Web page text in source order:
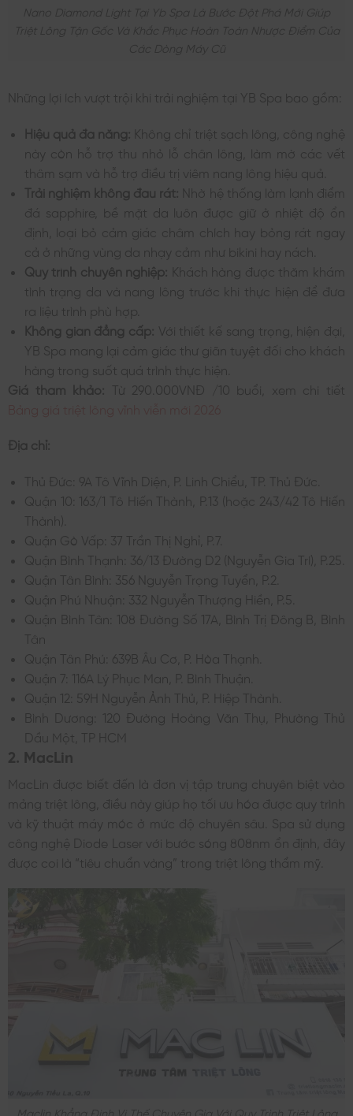
Nano Diamond Light Tại Yb Spa Là Bước Đột Phá Mới Giúp
Triệt Lông Tận Gốc Và Khắc Phục Hoàn Toàn Nhược Điểm Của
Các Dòng Máy Cũ
Những lợi ích vượt trội khi trải nghiệm tại YB Spa bao gồm:
Hiệu quả đa năng: Không chỉ triệt sạch lông, công nghệ
này còn hỗ trợ thu nhỏ lỗ chân lông, làm mờ các vết
thâm sạm và hỗ trợ điều trị viêm nang lông hiệu quả.
Trải nghiệm không đau rát: Nhờ hệ thống làm lạnh điểm
đá sapphire, bề mặt da luôn được giữ ở nhiệt độ ổn
định, loại bỏ cảm giác châm chích hay bỏng rát ngay
cả ở những vùng da nhạy cảm như bikini hay nách.
Quy trình chuyên nghiệp: Khách hàng được thăm khám
tình trạng da và nang lông trước khi thực hiện để đưa
ra liệu trình phù hợp.
Không gian đẳng cấp: Với thiết kế sang trọng, hiện đại,
YB Spa mang lại cảm giác thư giãn tuyệt đối cho khách
hàng trong suốt quá trình thực hiện.
Giá tham khảo: Từ 290.000VNĐ /10 buổi, xem chi tiết
Địa chỉ:
Thủ Đức: 9A Tô Vĩnh Diện, P. Linh Chiểu, TP. Thủ Đức.
Quận 10: 163/1 Tô Hiến Thành, P.13 (hoặc 243/42 Tô Hiến
Thành).
Quận Gò Vấp: 37 Trần Thị Nghỉ, P.7.
Quận Bình Thạnh: 36/13 Đường D2 (Nguyễn Gia Trí), P.25.
Quận Tân Bình: 356 Nguyễn Trọng Tuyển, P.2.
Quận Phú Nhuận: 332 Nguyễn Thượng Hiền, P.5.
Quận Bình Tân: 108 Đường Số 17A, Bình Trị Đông B, Bình
Tân
Quận Tân Phú: 639B Âu Cơ, P. Hòa Thạnh.
Quận 7: 116A Lý Phục Man, P. Bình Thuận.
Quận 12: 59H Nguyễn Ảnh Thủ, P. Hiệp Thành.
Bình Dương: 120 Đường Hoàng Văn Thụ, Phường Thủ
Dầu Một, TP HCM
2. MacLin
MacLin được biết đến là đơn vị tập trung chuyên biệt vào
mảng triệt lông, điều này giúp họ tối ưu hóa được quy trình
và kỹ thuật máy móc ở mức độ chuyên sâu. Spa sử dụng
công nghệ Diode Laser với bước sóng 808nm ổn định, đây
được coi là “tiêu chuẩn vàng” trong triệt lông thẩm mỹ.
Maclin Khẳng Định Vị Thế Chuyên Gia Với Quy Trình Triệt Lông